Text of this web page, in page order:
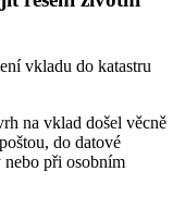
vkladu do katastru
na vklad došel věcně
do datové
nebo při osobním